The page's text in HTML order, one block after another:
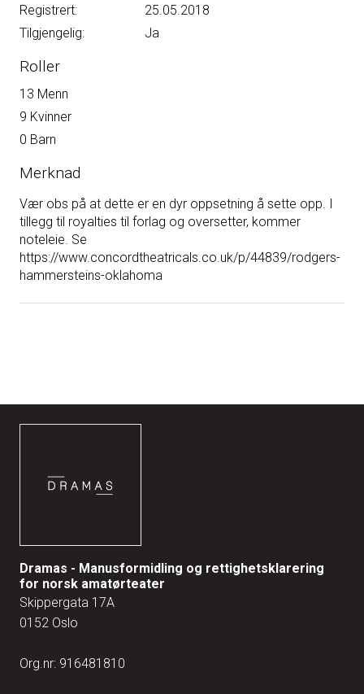
Registrert:
25.05.2018
Tilgjengelig:
Ja
Roller
13 Menn
9 Kvinner
0 Barn
Merknad
Vær obs på at dette er en dyr oppsetning å sette opp. I
tillegg til royalties til forlag og oversetter, kommer
noteleie. Se
https://www.concordtheatricals.co.uk/p/44839/rodgers-
hammersteins-oklahoma
Dramas - Manusformidling og rettighetsklarering
for norsk amatørteater
Skippergata 17A
0152 Oslo
Org.nr: 916481810